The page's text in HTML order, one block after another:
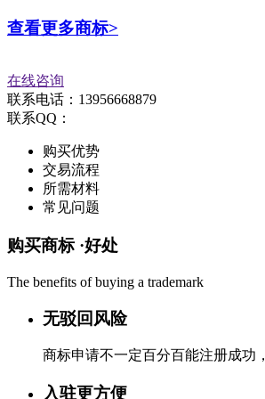
查看更多商标>
在线咨询
联系电话：13956668879
联系QQ：
购买优势
交易流程
所需材料
常见问题
购买商标 ·好处
The benefits of buying a trademark
无驳回风险
商标申请不一定百分百能注册成功
入驻更方便